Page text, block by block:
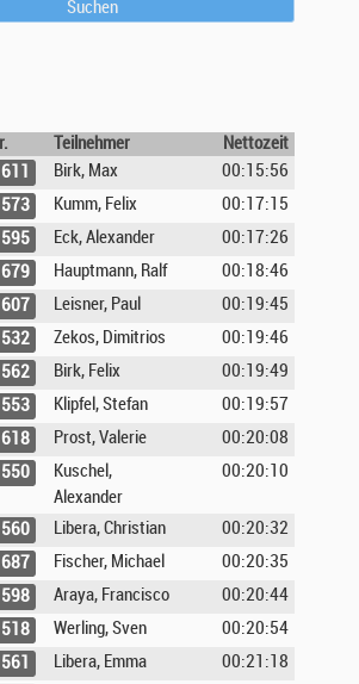
Suchen
Teilnehmer
Nettozeit
611 Birk, Max
00:15:56
573 Kumm, Felix
00:17:15
595 Eck, Alexander
00:17:26
679 Hauptmann, Ralf
00:18:46
607 Leisner, Paul
00:19:45
532 Zekos, Dimitrios
00:19:46
562 Birk, Felix
00:19:49
553 Klipfel, Stefan
00:19:57
618 Prost, Valerie
00:20:08
550
Kuschel,
Alexander
00:20:10
560 Libera, Christian
00:20:32
687 Fischer, Michael
00:20:35
598 Araya, Francisco
00:20:44
518 Werling, Sven
00:20:54
561 Libera, Emma
00:21:18